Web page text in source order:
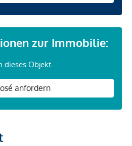
zur Immobilie:
dieses Objekt.
anfordern